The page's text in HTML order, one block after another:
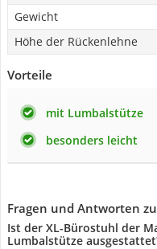
Gewicht
Höhe der Rückenlehne
Vorteile
mit Lumbalstütze
besonders leicht
Fragen und Antworten
Ist der XL-Bürostuhl der
Lumbalstütze